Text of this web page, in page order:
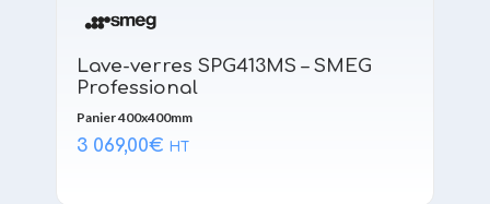
Lave-verres SPG413MS – SMEG
Professional
Panier 400x400mm
3 069,00€ HT